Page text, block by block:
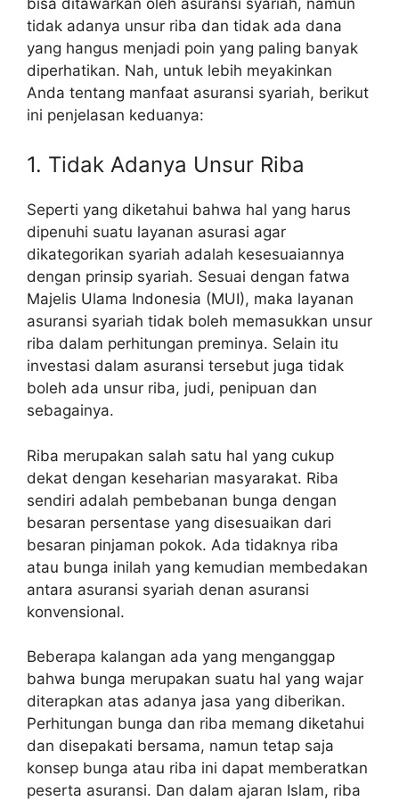
tidak adanya unsur riba dan tidak ada dana
yang hangus menjadi poin yang paling banyak
diperhatikan. Nah, untuk lebih meyakinkan
Anda tentang manfaat asuransi syariah, berikut
ini penjelasan keduanya:
1. Tidak Adanya Unsur Riba
Seperti yang diketahui bahwa hal yang harus
dipenuhi suatu layanan asurasi agar
dikategorikan syariah adalah kesesuaiannya
dengan prinsip syariah. Sesuai dengan fatwa
Majelis Ulama Indonesia (MUI), maka layanan
asuransi syariah tidak boleh memasukkan unsur
riba dalam perhitungan preminya. Selain itu
investasi dalam asuransi tersebut juga tidak
boleh ada unsur riba, judi, penipuan dan
sebagainya.
Riba merupakan salah satu hal yang cukup
dekat dengan keseharian masyarakat. Riba
sendiri adalah pembebanan bunga dengan
besaran persentase yang disesuaikan dari
besaran pinjaman pokok. Ada tidaknya riba
atau bunga inilah yang kemudian membedakan
antara asuransi syariah denan asuransi
konvensional.
Beberapa kalangan ada yang menganggap
bahwa bunga merupakan suatu hal yang wajar
diterapkan atas adanya jasa yang diberikan.
Perhitungan bunga dan riba memang diketahui
dan disepakati bersama, namun tetap saja
konsep bunga atau riba ini dapat memberatkan
peserta asuransi. Dan dalam ajaran Islam, riba